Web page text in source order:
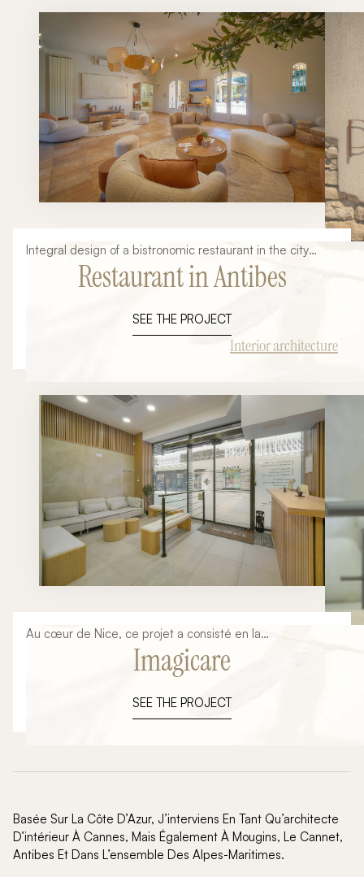
Integral design of a bistronomic restaurant in the city
Restaurant in Antibes
SEE THE PROJECT
Interior architecture
Au cœur de Nice, ce projet a consisté en la
transformation complète d’un espace en un cabinet
médical pluridisciplinaire de plus de 120 m², pensé pour
Chaque espace a été conçu pour répondre aux
exigences spécifiques du milieu médical tout en offrant
Imagicare
SEE THE PROJECT
Basée Sur La Côte D’Azur, J’interviens En Tant Qu’architecte
D’intérieur À Cannes, Mais Également À Mougins, Le Cannet,
Antibes Et Dans L’ensemble Des Alpes-Maritimes.